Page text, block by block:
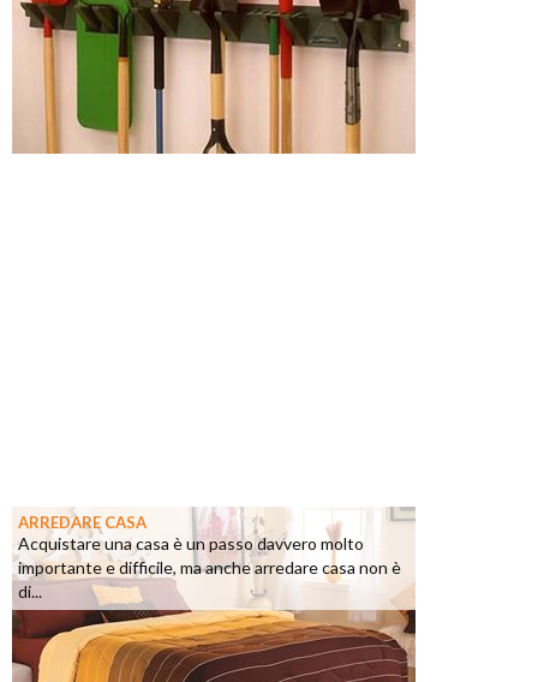
ARREDARE CASA
Acquistare una casa è un passo davvero molto
importante e difficile, ma anche arredare casa non è
di...